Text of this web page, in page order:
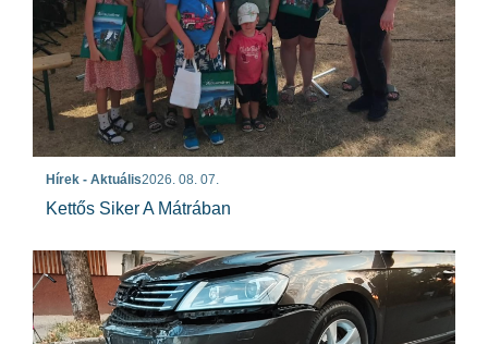
Hírek - Aktuális2026. 08. 07.
Kettős Siker A Mátrában